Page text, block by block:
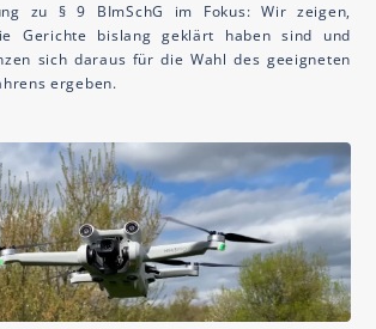
zu § 9 BImSchG im Fokus: Wir zeigen,
Gerichte bislang geklärt haben sind und
sich daraus für die Wahl des geeigneten
ergeben.